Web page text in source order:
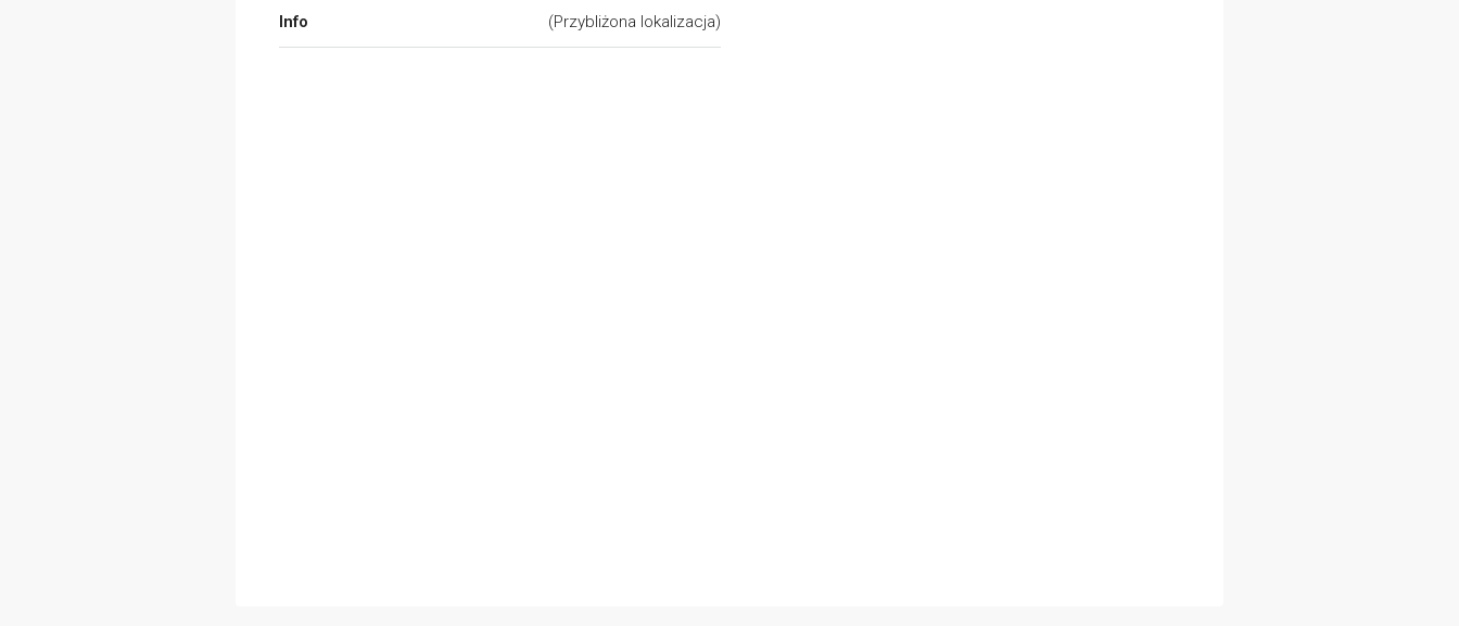
Info (Przybliżona lokalizacja)